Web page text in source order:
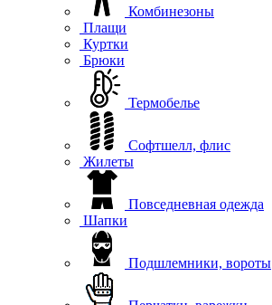
Комбинезоны
Плащи
Куртки
Брюки
Термобелье
Софтшелл, флис
Жилеты
Повседневная одежда
Шапки
Подшлемники, вороты